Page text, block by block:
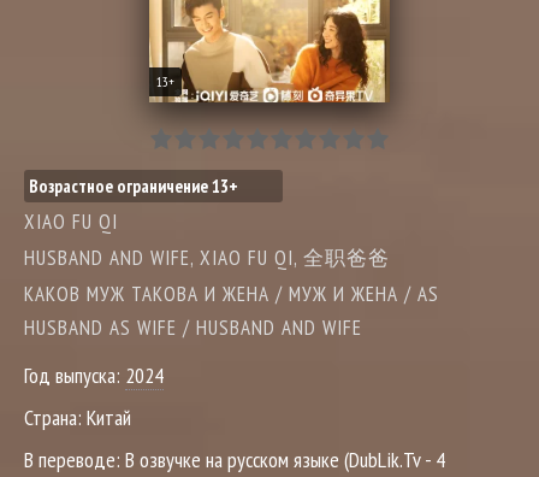
13+
Возрастное ограничение 13+
XIAO FU QI
HUSBAND AND WIFE, XIAO FU QI, 全职爸爸
КАКОВ МУЖ ТАКОВА И ЖЕНА / МУЖ И ЖЕНА / AS
HUSBAND AS WIFE / HUSBAND AND WIFE
Год выпуска: 2024
Страна: Китай
В переводе: В озвучке на русском языке (DubLik.Tv - 4